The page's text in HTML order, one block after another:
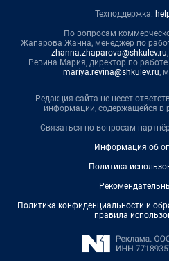
Техподдержка:
По вопросам
Жапарова Жанна, менеджер по
zhanna.zhaparova@shkulev.ru
Ревина Мария, директор по
mariya.revina@shkulev.ru,
Редакция сайта не несет
информации, содержащейся в
Связаться по вопросам
Информация об
Политика
Политика конфиденциальности и
правила